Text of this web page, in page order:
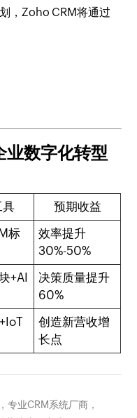
，Zoho CRM将通过
业数字化转型
具
预期收益
标
效率提升
30%-50%
+AI
决策质量提升
60%
创造新营收增
长点
专业CRM系统厂商，